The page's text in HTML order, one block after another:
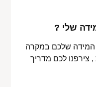
שלי ?
המידה שלכם במקרה
לכם מדריך